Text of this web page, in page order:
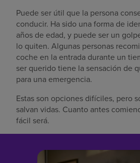
Puede ser útil que la persona
conducir. Ha sido una forma de
años de edad, y puede ser un
lo quiten. Algunas personas
coche en la entrada durante un
ser querido tiene la sensación de
para una emergencia.
Estas son opciones difíciles, pero
salvan vidas. Cuanto antes
fácil será.